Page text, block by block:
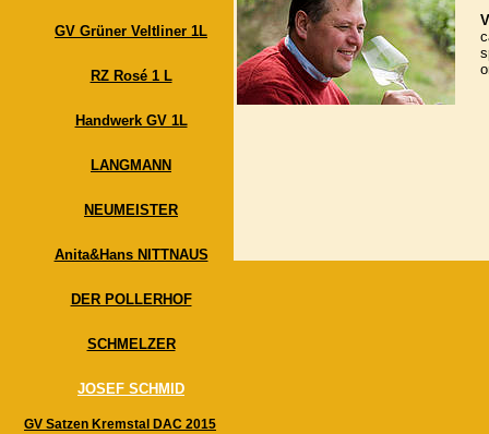
GV Grüner Veltliner 1L
RZ Rosé 1 L
Handwerk GV 1L
LANGMANN
NEUMEISTER
Anita&Hans NITTNAUS
DER POLLERHOF
SCHMELZER
JOSEF SCHMID
GV Satzen Kremstal DAC 2015